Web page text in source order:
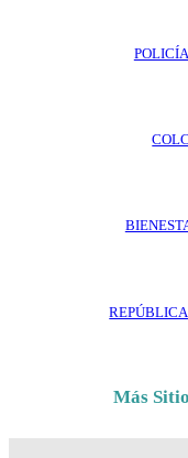
Más